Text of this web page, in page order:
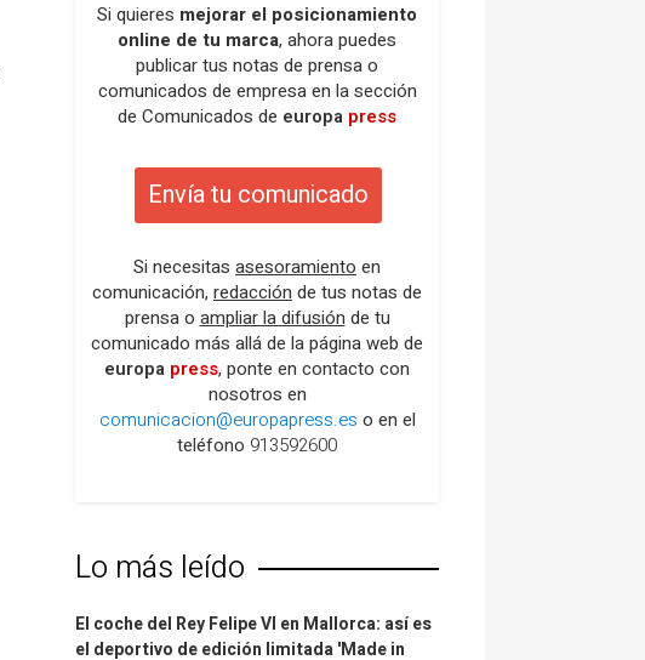
Si quieres mejorar el posicionamiento
online de tu marca, ahora puedes
publicar tus notas de prensa o
comunicados de empresa en la sección
de Comunicados de europa press
Envía tu comunicado
Si necesitas asesoramiento en
comunicación, redacción de tus notas de
prensa o ampliar la difusión de tu
comunicado más allá de la página web de
europa press, ponte en contacto con
nosotros en
comunicacion@europapress.es o en el
teléfono 913592600
Lo más leído
El coche del Rey Felipe VI en Mallorca: así es
el deportivo de edición limitada 'Made in